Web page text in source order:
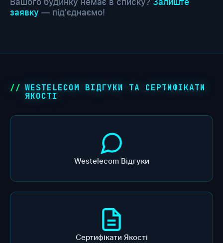
Вашого будинку немає в списку? Залиште
заявку — під'єднаємо!
WESTELECOM ВІДГУКИ ТА СЕРТИФІКАТИ
ЯКОСТІ
Westelecom Відгуки
Сертифікати Якості